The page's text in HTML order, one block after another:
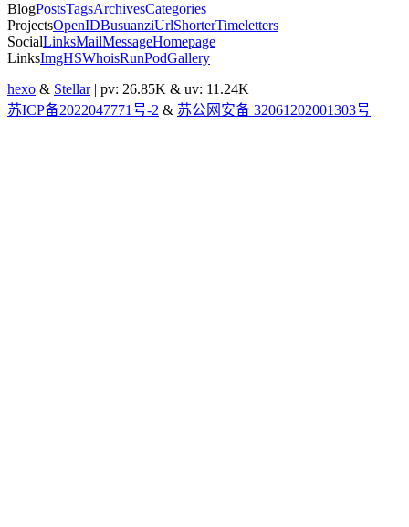
BlogPostsTagsArchivesCategories
ProjectsOpenIDBusuanziUrlShorterTimeletters
SocialLinksMailMessageHomepage
LinksImgHSWhoisRunPodGallery
hexo & Stellar| pv: 26.85K & uv: 11.24K
苏ICP备2022047771号-2 & 苏公网安备 32061202001303号